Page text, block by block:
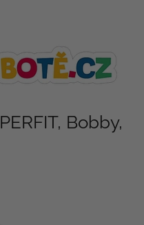
Bobby,